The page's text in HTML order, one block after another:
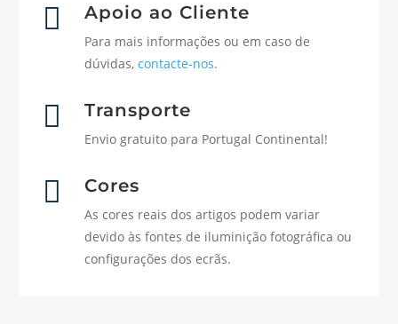
 Apoio ao Cliente
Para mais informações ou em caso de
dúvidas, contacte-nos.
 Transporte
Envio gratuito para Portugal Continental!
 Cores
As cores reais dos artigos podem variar
devido às fontes de iluminição fotográfica ou
configurações dos ecrãs.